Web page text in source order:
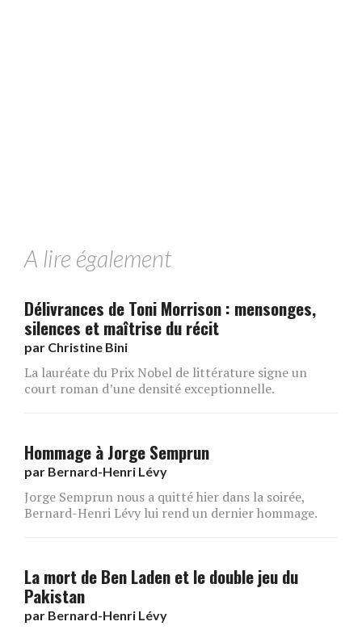
A lire également
Délivrances de Toni Morrison : mensonges,
silences et maîtrise du récit
par Christine Bini
La lauréate du Prix Nobel de littérature signe un
court roman d’une densité exceptionnelle.
Hommage à Jorge Semprun
par Bernard-Henri Lévy
Jorge Semprun nous a quitté hier dans la soirée,
Bernard-Henri Lévy lui rend un dernier hommage.
La mort de Ben Laden et le double jeu du
Pakistan
par Bernard-Henri Lévy